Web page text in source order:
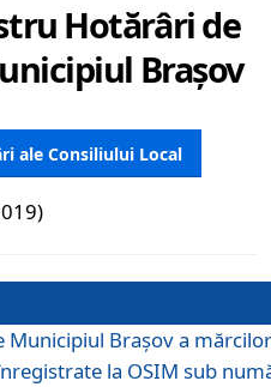
Hotărâri de
Brașov
ale Consiliului Local
Municipiul Brașov a mărcilor
la OSIM sub